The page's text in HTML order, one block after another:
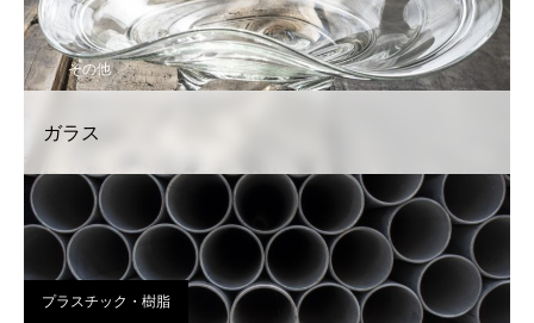
その他
ガラス
プラスチック・樹脂